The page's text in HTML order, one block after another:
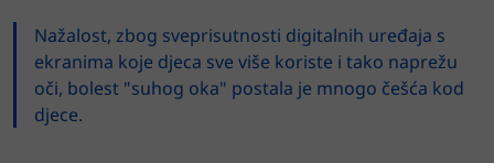
Nažalost, zbog sveprisutnosti digitalnih uređaja s
ekranima koje djeca sve više koriste i tako naprežu
oči, bolest "suhog oka" postala je mnogo češća kod
djece.